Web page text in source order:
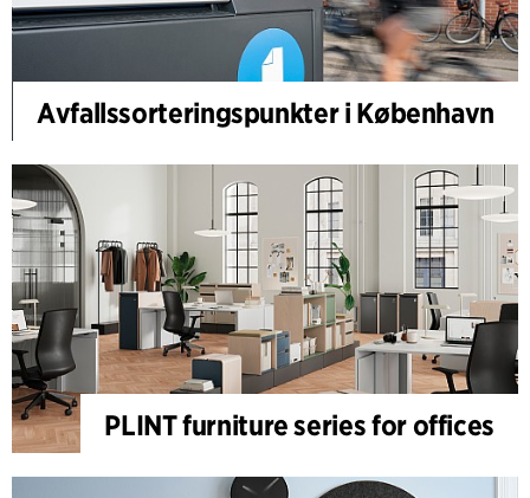
Avfallssorteringspunkter i København
PLINT furniture series for offices